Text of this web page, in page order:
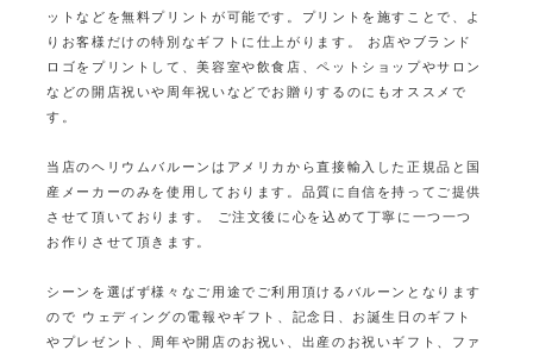
ットなどを無料プリントが可能です。
プリントを施すことで、よ
りお客様だけの特別なギフトに仕上がります。
お店やブランド
ロゴをプリントして、美容室や飲食店、ペットショップやサロン
などの開店祝いや周年祝いなどでお贈りするのにもオススメで
す。
当店のヘリウムバルーンはアメリカから直接輸入した正規品と国
産メーカーのみを使用しております。 品質に自信を持ってご提供
させて頂いております。
ご注文後に心を込めて丁寧に一つ一つ
お作りさせて頂きます。
シーンを選ばず様々なご用途でご利用頂けるバルーンとなります
ので ウェディングの電報やギフト、記念日、お誕生日のギフト
やプレゼント、周年や開店のお祝い、出産のお祝いギフト、 ファ